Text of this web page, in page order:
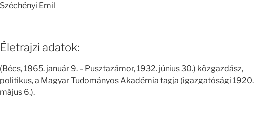
Széchényi Emil
Életrajzi adatok:
(Bécs, 1865. január 9. – Pusztazámor, 1932. június 30.) közgazdász,
politikus, a Magyar Tudományos Akadémia tagja (igazgatósági 1920.
május 6.).